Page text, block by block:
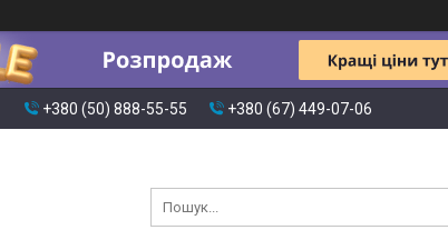
+380 (50) 888-55-55 +380 (67) 449-07-06